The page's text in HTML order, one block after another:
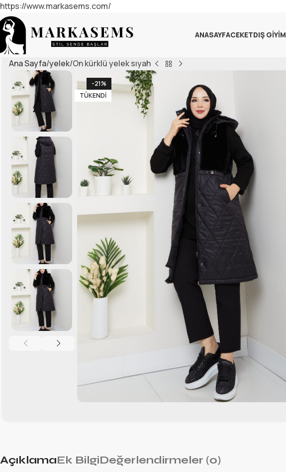
https://www.markasems.com/
ANASAYFACEKETDIŞ GIYIM
Ana Sayfa yelek On kürklü yelek sıyah
-21%
TÜKENDI
AçıklamaEk BilgiDeğerlendirmeler (0)